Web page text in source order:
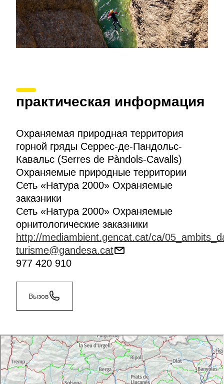
пикника и рестораном. Он расположен рядом с
храмом XIV века.
практическая информация
Охраняемая природная территория
горной гряды Серрес-де-Пандольс-
Кавальс (Serres de Pàndols-Cavalls)
Охраняемые природные территории
Сеть «Натура 2000» Охраняемые
заказники
Сеть «Натура 2000» Охраняемые
орнитологические заказники
http://mediambient.gencat.cat/ca/
turisme@gandesa.cat
977 420 910
Вызов